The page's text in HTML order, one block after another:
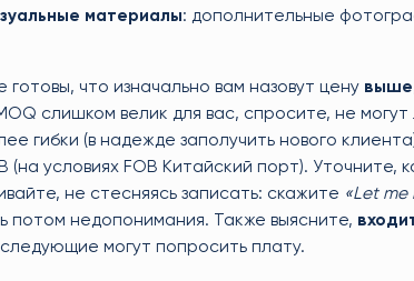
материалы: дополнительные
готовы, что изначально вам назовут цену выше
слишком велик для вас, спросите, не могут
гибки (в надежде заполучить нового
(на условиях FOB Китайский порт). Уточните,
не стесняясь записать: скажите «Let me
потом недопонимания. Также выясните,
могут попросить плату.